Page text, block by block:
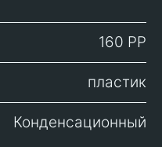
160 PP
пластик
Конденсационный